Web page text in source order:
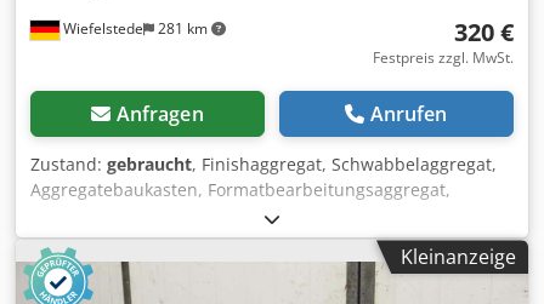
Wiefelstede 281 km 320 €
Festpreis zzgl. MwSt.
Anfragen Anrufen
Zustand: gebraucht, Finishaggregat, Schwabbelaggregat,
Aggregatebaukasten, Formatbearbeitungsaggregat,
Doppelendprofiler, Kantenbearbeitungsmaschine, nach
der Ziehklinge für Kantenbearbeitungsmaschine -
Finishaggregat: aus Kantenanleimmaschine BRANDT KM
36 -Motor: 0,18 kW -seitlich: verstellbar -Höhe: verstellbar -
Kleinanzeige